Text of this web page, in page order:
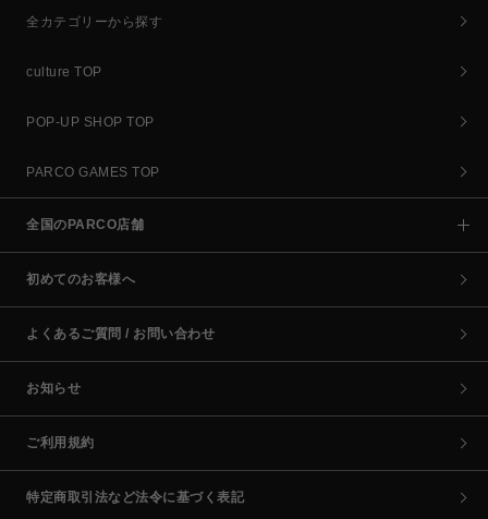
全カテゴリーから探す
culture TOP
POP-UP SHOP TOP
PARCO GAMES TOP
全国のPARCO店舗
初めてのお客様へ
よくあるご質問 / お問い合わせ
お知らせ
ご利用規約
特定商取引法など法令に基づく表記